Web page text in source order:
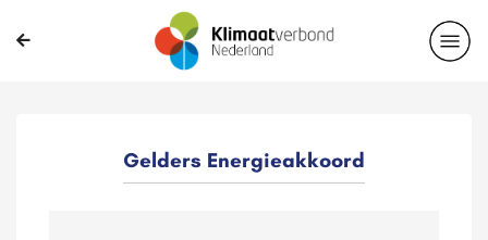
Gelders Energieakkoord